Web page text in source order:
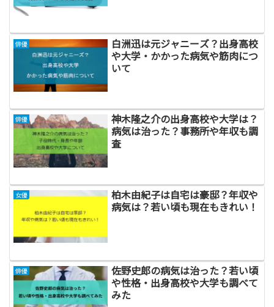
俳優
白洲迅は元ジャニーズ？出身高校
や大学・かかった病気や筋肉につ
いて
俳優
神木隆之介の出身高校や大学は？
病気は治った？事務所や年収も調
査
女優
柏木由紀子は自宅は豪邸？年収や
病気は？若い頃も現在もきれい！
俳優
佐野史郎の病気は治った？若い頃
や性格・出身高校や大学も調べて
みた